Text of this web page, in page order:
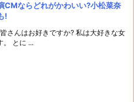
CMならどれがかわいい?小松菜奈
!
さんはお好きですか? 私は大好きな女
。 とに ...